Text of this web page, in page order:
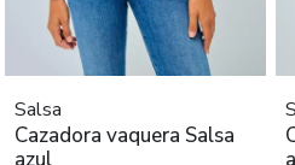
Salsa
Cazadora vaquera Salsa
azul